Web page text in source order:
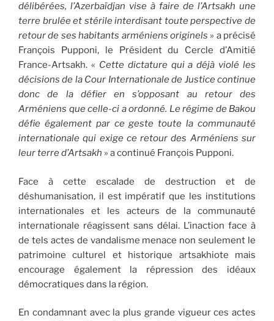
délibérées, l’Azerbaïdjan vise à faire de l’Artsakh une
terre brulée et stérile interdisant toute perspective de
retour de ses habitants arméniens originels » a précisé
François Pupponi, le Président du Cercle d’Amitié
France-Artsakh. « Cette dictature qui a déjà violé les
décisions de la Cour Internationale de Justice continue
donc de la défier en s’opposant au retour des
Arméniens que celle-ci a ordonné. Le régime de Bakou
défie également par ce geste toute la communauté
internationale qui exige ce retour des Arméniens sur
leur terre d’Artsakh » a continué François Pupponi.
Face à cette escalade de destruction et de
déshumanisation, il est impératif que les institutions
internationales et les acteurs de la communauté
internationale réagissent sans délai. L’inaction face à
de tels actes de vandalisme menace non seulement le
patrimoine culturel et historique artsakhiote mais
encourage également la répression des idéaux
démocratiques dans la région.
En condamnant avec la plus grande vigueur ces actes